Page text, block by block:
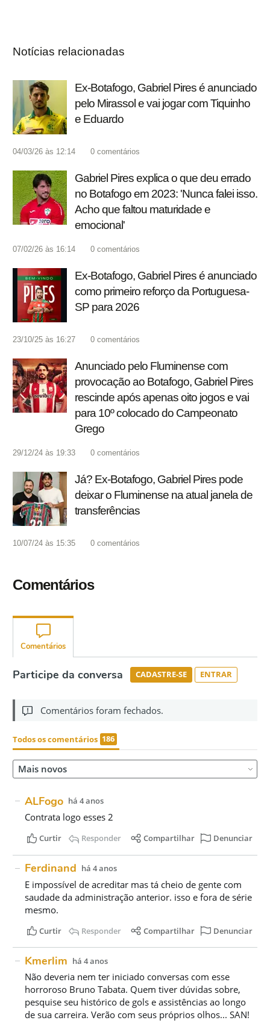
Notícias relacionadas
Ex-Botafogo, Gabriel Pires é anunciado
pelo Mirassol e vai jogar com Tiquinho
e Eduardo
04/03/26 às 12:14 0 comentários
Gabriel Pires explica o que deu errado
no Botafogo em 2023: 'Nunca falei isso.
Acho que faltou maturidade e
emocional'
07/02/26 às 16:14 0 comentários
Ex-Botafogo, Gabriel Pires é anunciado
como primeiro reforço da Portuguesa-
SP para 2026
23/10/25 às 16:27 0 comentários
Anunciado pelo Fluminense com
provocação ao Botafogo, Gabriel Pires
rescinde após apenas oito jogos e vai
para 10º colocado do Campeonato
Grego
29/12/24 às 19:33 0 comentários
Já? Ex-Botafogo, Gabriel Pires pode
deixar o Fluminense na atual janela de
transferências
10/07/24 às 15:35 0 comentários
Comentários